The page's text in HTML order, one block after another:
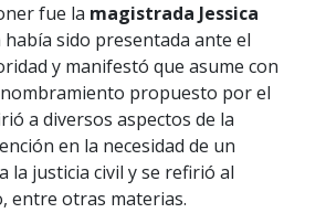
fue la magistrada Jessica
había sido presentada ante el
y manifestó que asume con
propuesto por el
a diversos aspectos de la
en la necesidad de un
la justicia civil y se refirió al
entre otras materias.